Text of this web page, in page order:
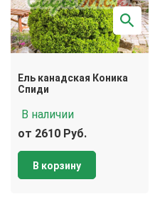
Ель канадская Коника
Спиди
В наличии
от 2610 Руб.
В корзину